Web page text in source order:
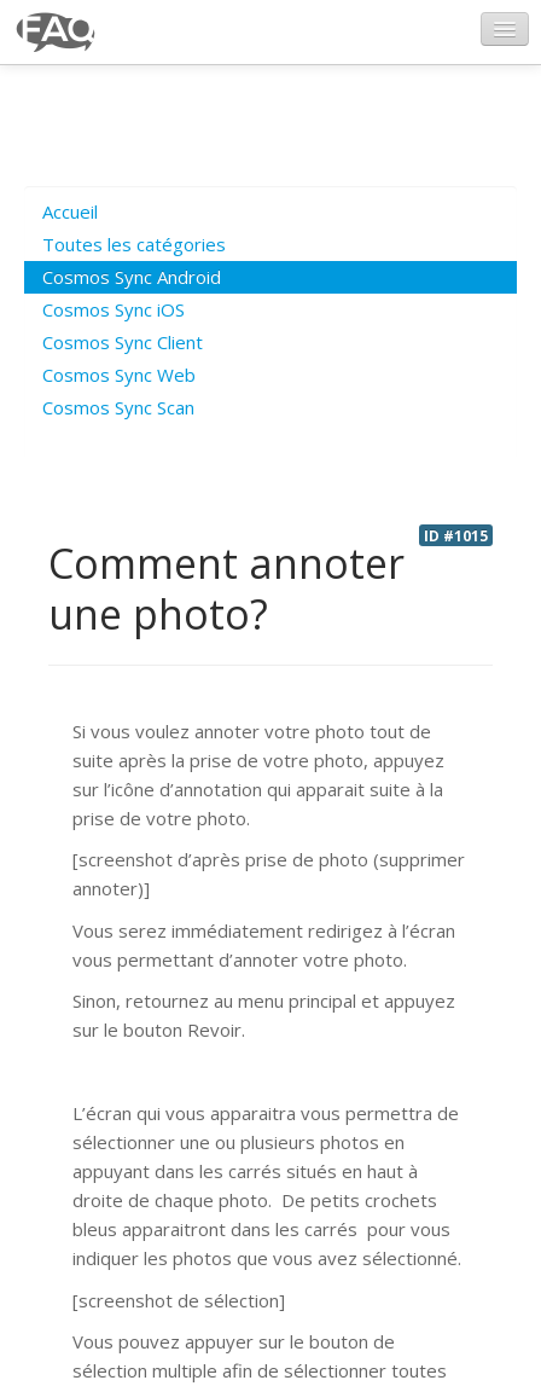
Poser une question
Questions ouvertes
Connexion
Accueil
Toutes les catégories
Cosmos Sync Android
Cosmos Sync iOS
Cosmos Sync Client
Cosmos Sync Web
Cosmos Sync Scan
ID #1015
Comment annoter
une photo?
Si vous voulez annoter votre photo tout de
suite après la prise de votre photo, appuyez
sur l’icône d’annotation qui apparait suite à la
prise de votre photo.
[screenshot d’après prise de photo (supprimer
annoter)]
Vous serez immédiatement redirigez à l’écran
vous permettant d’annoter votre photo.
Sinon, retournez au menu principal et appuyez
sur le bouton Revoir.
L’écran qui vous apparaitra vous permettra de
sélectionner une ou plusieurs photos en
appuyant dans les carrés situés en haut à
droite de chaque photo. De petits crochets
bleus apparaitront dans les carrés pour vous
indiquer les photos que vous avez sélectionné.
[screenshot de sélection]
Vous pouvez appuyer sur le bouton de
sélection multiple afin de sélectionner toutes